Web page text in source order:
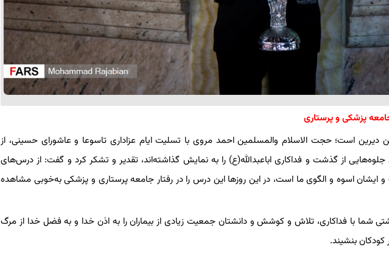
پزشکی و پرستاری
دیرین است؛ حجت الاسلام والمسلمین احمد مروی با تسلیت ایام عزاداری تاسوعا و عاشورای حسینی، از
از گذشت و فداکاری اباعبدالله(ع) را به نمایش گذاشته‌اند، تقدیر و تشکر کرد و گفت: از درس‌های
ایشان اسوه و الگوی ما است، در این روزها این درس را در رفتار جامعه پرستاری و پزشکی به‌خوبی مشاهده
شما با فداکاری، تلاش و کوشش و دانشتان جمعیت زیادی از بیماران را به اذن خدا و به فضل خدا از مرگ
بنشیند.